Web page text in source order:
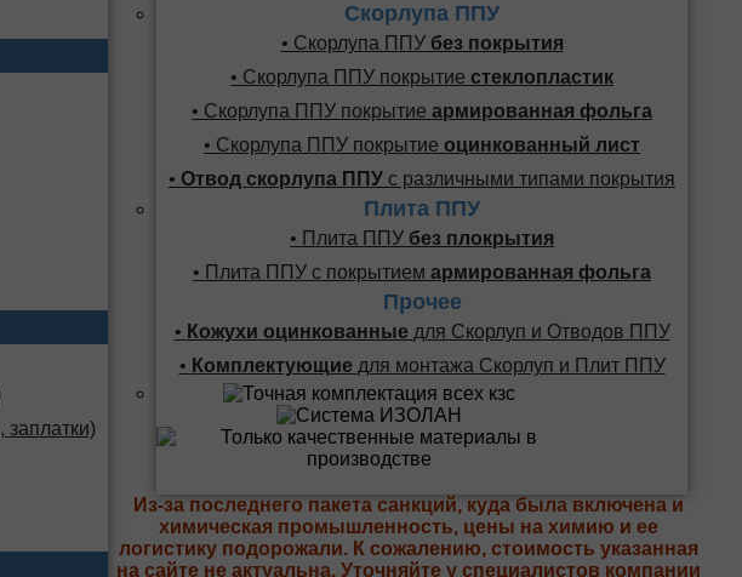
Скорлупа ППУ
• Скорлупа ППУбез покрытия
• Скорлупа ППУ покрытие стеклопластик
• Скорлупа ППУ покрытие армированная фольга
• Скорлупа ППУ покрытие оцинкованный лист
• Отвод скорлупа ППУ с различными типами покрытия
Плита ППУ
• Плита ППУ без плокрытия
• Плита ППУ с покрытием армированная фольга
Прочее
• Кожухи оцинкованные для Скорлуп и Отводов ППУ
• Комплектующие для монтажа Скорлуп и Плит ППУ
Из-за последнего пакета санкций, куда была включена и
химическая промышленность, цены на химию и ее
логистику подорожали. К сожалению, стоимость указанная
на сайте не актуальна. Уточняйте у специалистов компании